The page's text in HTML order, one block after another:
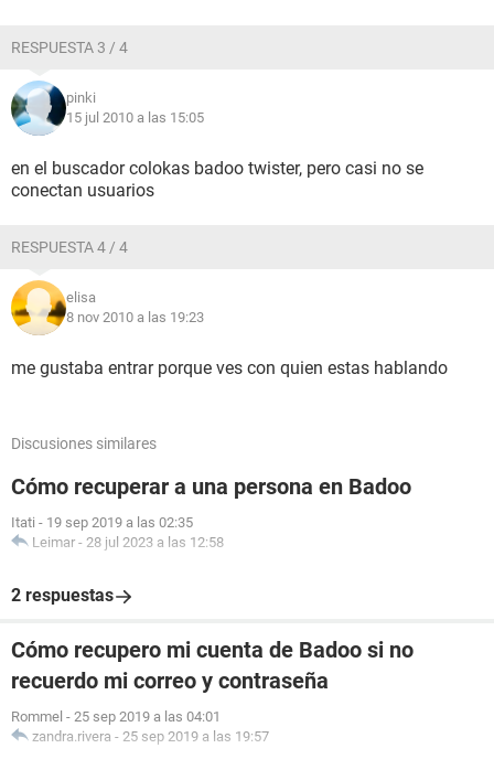
RESPUESTA 3 / 4
pinki
15 jul 2010 a las 15:05
en el buscador colokas badoo twister, pero casi no se
conectan usuarios
RESPUESTA 4 / 4
elisa
8 nov 2010 a las 19:23
me gustaba entrar porque ves con quien estas hablando
Discusiones similares
Cómo recuperar a una persona en Badoo
Itati - 19 sep 2019 a las 02:35
Leimar - 28 jul 2023 a las 12:58
2 respuestas
Cómo recupero mi cuenta de Badoo si no
recuerdo mi correo y contraseña
Rommel - 25 sep 2019 a las 04:01
zandra.rivera - 25 sep 2019 a las 19:57